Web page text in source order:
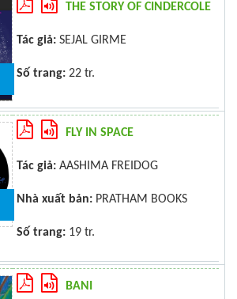
THE STORY OF CINDERCOLE
Tác giả: SEJAL GIRME
Số trang: 22 tr.
FLY IN SPACE
Tác giả: AASHIMA FREIDOG
Nhà xuất bản: PRATHAM BOOKS
Số trang: 19 tr.
BANI